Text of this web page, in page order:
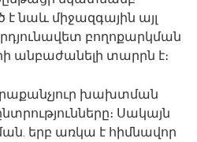
նաև միջազգային այլ
բողոքարկման
անբաժանելի տարրն է։
խախտման
Սակայն
երբ առկա է հիմնավոր